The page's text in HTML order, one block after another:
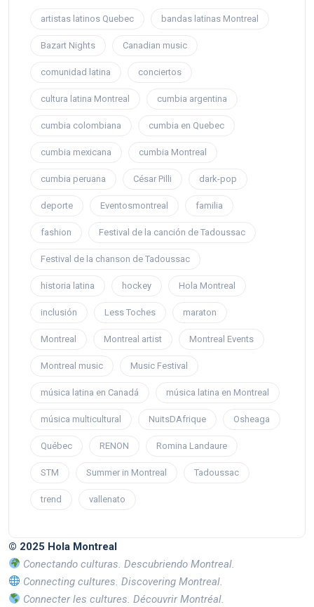
artistas latinos Quebec bandas latinas Montreal
Bazart Nights Canadian music
comunidad latina conciertos
cultura latina Montreal cumbia argentina
cumbia colombiana cumbia en Quebec
cumbia mexicana cumbia Montreal
cumbia peruana César Pilli dark-pop
deporte Eventosmontreal familia
fashion Festival de la canción de Tadoussac
Festival de la chanson de Tadoussac
historia latina hockey Hola Montreal
inclusión Less Toches maraton
Montreal Montreal artist Montreal Events
Montreal music Music Festival
música latina en Canadá música latina en Montreal
música multicultural NuitsDAfrique Osheaga
Québec RENON Romina Landaure
STM Summer in Montreal Tadoussac
trend vallenato
© 2025 Hola Montreal
Conectando culturas. Descubriendo Montreal.
Connecting cultures. Discovering Montreal.
Connecter les cultures. Découvrir Montréal.